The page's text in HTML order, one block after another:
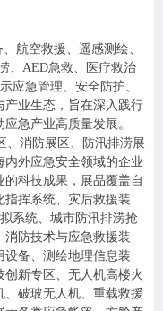
航空救援、遥感测绘、
、AED急救、医疗救治
应急管理、安全防护、
产业生态，旨在深入践行
急产业高质量发展。
、消防展区、防汛排涝展
内外应急安全领域的企业
科技成果，展品覆盖自
挥系统、灾后救援装
系统、城市防汛排涝抢
消防技术与应急救援装
备、测绘地理信息装
新专区、无人机高楼火
破玻无人机、重载救援